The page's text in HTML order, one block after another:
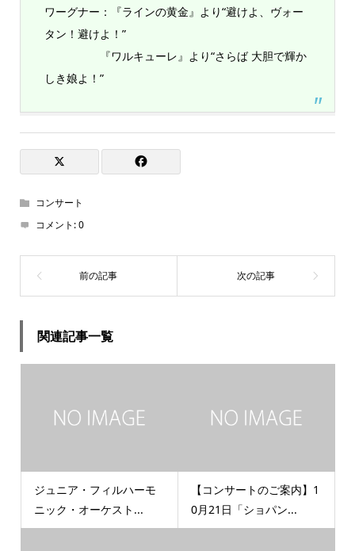
ワーグナー：『ラインの黄金』より“避けよ、ヴォー
タン！避けよ！”
『ワルキューレ』より“さらば 大胆で輝か
しき娘よ！”
コンサート
コメント:0
関連記事一覧
ジュニア・フィルハーモ
ニック・オーケスト...
【コンサートのご案内】1
0月21日「ショパン...